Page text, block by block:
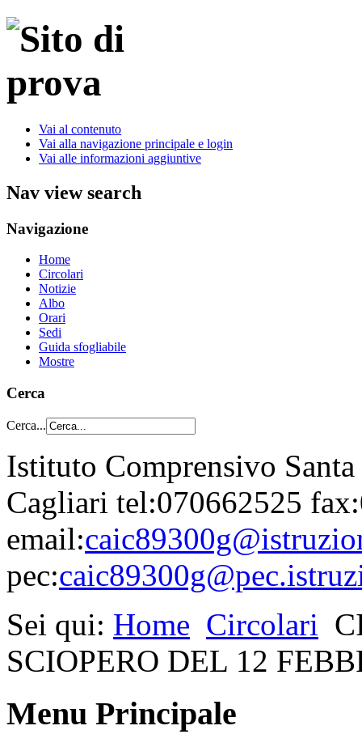
Vai al contenuto
Vai alla navigazione principale e login
Vai alle informazioni aggiuntive
Nav view search
Navigazione
Home
Circolari
Notizie
Albo
Orari
Sedi
Guida sfogliabile
Mostre
Cerca
Cerca...
Istituto Comprensivo
Cagliari tel:070662525
email:
pec:
Sei qui: Home Circolari
SCIOPERO DEL 12
Menu Principale